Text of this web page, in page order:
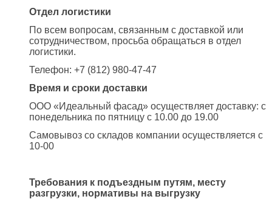
Отдел логистики
По всем вопросам, связанным с доставкой или
сотрудничеством, просьба обращаться в отдел
логистики.
Телефон: +7 (812) 980-47-47
Время и сроки доставки
ООО «Идеальный фасад» осуществляет доставку: с
понедельника по пятницу с 10.00 до 19.00
Самовывоз со складов компании осуществляется с
10-00
Требования к подъездным путям, месту
разгрузки, нормативы на выгрузку